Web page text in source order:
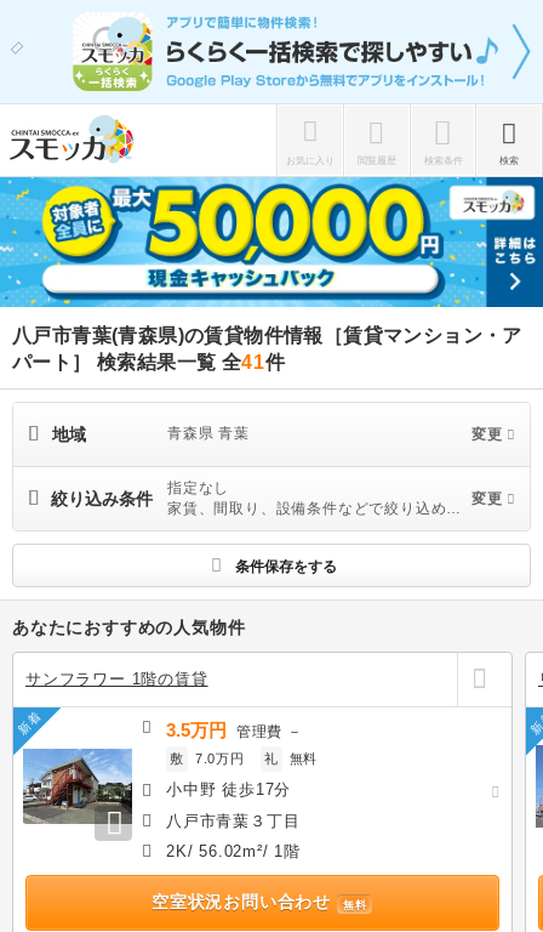
お気に入り 閲覧履歴 検索条件 検索
八戸市青葉(青森県)の賃貸物件情報［賃貸マンション・ア
パート］ 検索結果一覧 全41件
地域 青森県 青葉 変更
絞り込み条件
指定なし
家賃、間取り、設備条件などで絞り込めま
す
変更
条件保存をする
あなたにおすすめの人気物件
サンフラワー 1階の賃貸
新着 3.5万円 管理費 －
敷 7.0万円 礼 無料
小中野 徒歩17分
八戸市青葉３丁目
2K/ 56.02m²/ 1階
空室状況お問い合わせ 無料